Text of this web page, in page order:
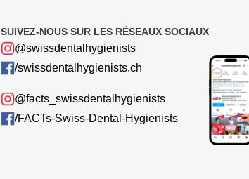
SUIVEZ-NOUS SUR LES RÉSEAUX SOCIAUX
@swissdentalhygienists
/swissdentalhygienists.ch
@facts_swissdentalhygienists
/FACTs-Swiss-Dental-Hygienists